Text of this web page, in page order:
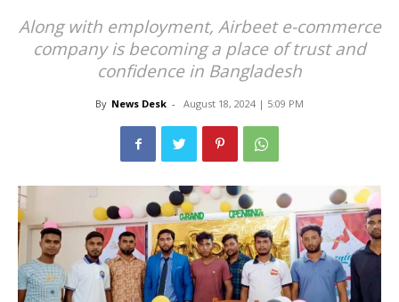
Along with employment, Airbeet e-commerce
company is becoming a place of trust and
confidence in Bangladesh
By News Desk - August 18, 2024 | 5:09 PM